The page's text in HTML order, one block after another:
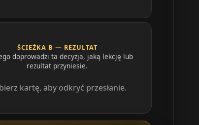
ŚCIEŻKA B — REZULTAT
doprowadzi ta decyzja, jaką lekcję lub
rezultat przyniesie.
kartę, aby odkryć przesłanie.